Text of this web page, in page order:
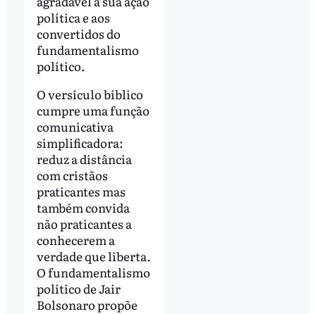
política e aos
convertidos do
fundamentalismo
político.
O versículo bíblico
cumpre uma função
comunicativa
simplificadora:
reduz a distância
com cristãos
praticantes mas
também convida
não praticantes a
conhecerem a
verdade que liberta.
O fundamentalismo
político de Jair
Bolsonaro propõe